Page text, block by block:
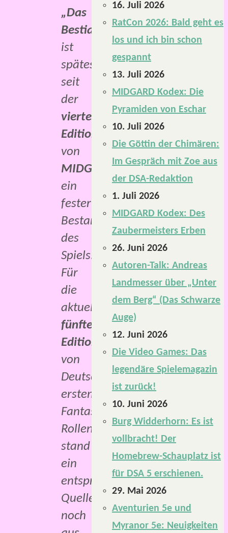
„Das
Bestiarium“
ist
spätestens
seit
der
vierten
Edition
von
MIDGARD
ein
fester
Bestandteil
des
Spiels.
Für
die
aktuelle
fünfte
Edition
von
Deutschlands
erstem
Fantasy-
Rollenspiel
stand
ein
entsprechendes
Quellenbuch
noch
16. Juli 2026
RatCon 2026: Bald geht es
los und ich bin schon
gespannt
13. Juli 2026
MIDGARD Kodex: Die
Pyramiden von Eschar
10. Juli 2026
Die Göttin der Chimären:
Im Gespräch mit Zoe aus
der DSA-Redaktion
1. Juli 2026
MIDGARD Kodex: Des
Zaubermeisters Erben
26. Juni 2026
Autoren-Talk: Andreas
Landmesser über „Unter
dem Berg“ (Das Schwarze
Auge)
12. Juni 2026
Die Video Games: Das
legendäre Spielemagazin
ist zurück!
10. Juni 2026
Burg Widderhorn: Es ist
vollbracht! Der
Homebrew-Schauplatz ist
für DSA 5 erschienen.
29. Mai 2026
Aventurien 5e und
Myranor 5e: Neuigkeiten